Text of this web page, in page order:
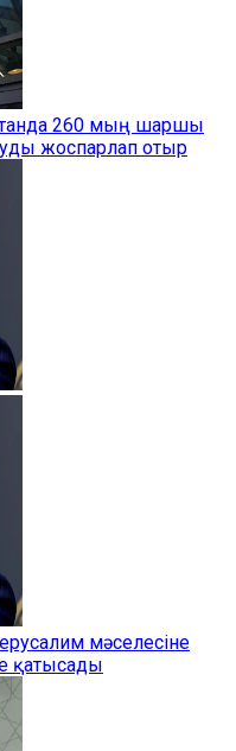
260 мың шаршы
жоспарлап отыр
мәселесіне
қатысады